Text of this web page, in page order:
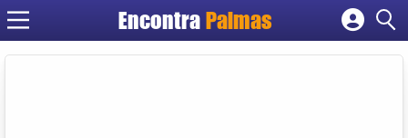
Encontra Palmas
Cadastrar empresa